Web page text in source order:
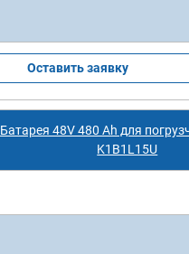
Оставить заявку
Батарея 48V 480 Ah для
K1B1L15U